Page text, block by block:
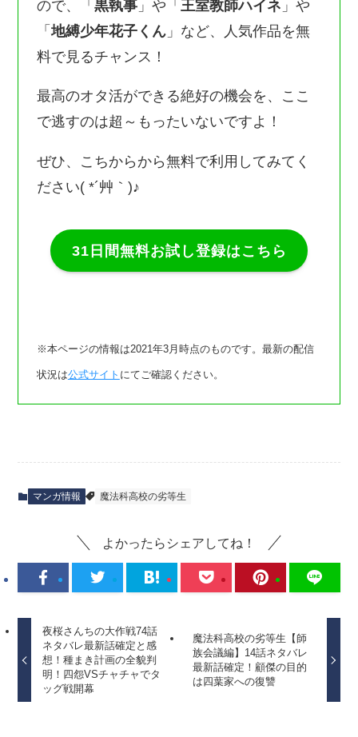
ので、「 黒執事」や「 王室教師ハイネ 」や
「地縛少年花子くん」など、人気作品を無
料で見るチャンス！
最高のオタ活ができる絶好の機会を、ここ
で逃すのは超～もったいないですよ！
ぜひ、こちからから無料で利用してみてく
ださい( *´艸｀)♪
31日間無料お試し登録はこちら
※本ページの情報は2021年3月時点のものです。最新の配信
状況は公式サイト にてご確認ください。
マンガ情報 魔法科高校の劣等生
よかったらシェアしてね！
夜桜さんちの大作戦74話
ネタバレ最新話確定と感
想！種まき計画の全貌判
明！四怨VSチャチャでタ
ッグ戦開幕
魔法科高校の劣等生【師
族会議編】14話ネタバレ
最新話確定！顧傑の目的
は四葉家への復讐